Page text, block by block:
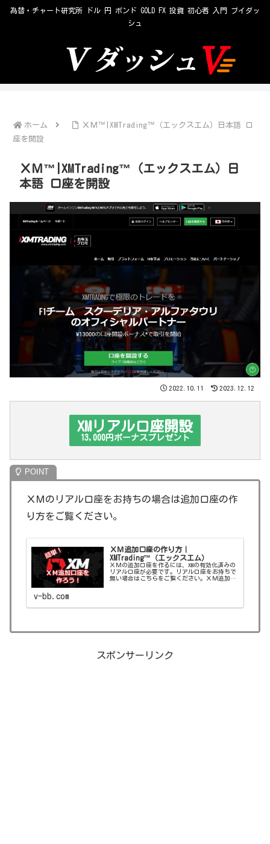
為替・チャート研究所 ドル 円 ポンド GOLD FX 投資 初心者 入門 ブイダッ
シュ
ホーム
ＸＭ™|XMTrading™（エックスエム）日本語 口
座を開設
ＸＭ™|XMTrading™（エックスエム）日
本語 口座を開設
2022.10.11 2023.12.12
XMリアル口座開設
13,000円ボーナスプレゼント
ＸＭのリアル口座をお持ちの場合は追加口座の作
り方をご覧ください。
ＸＭ追加口座の作り方｜
XMTrading™（エックスエム）
ＸＭの追加口座を作るには、XMの有効化済みの
リアル口座が必要です。リアル口座をお持ちで
無い場合はこちらをご覧ください。ＸＭ追加口
v-bb.com
スポンサーリンク